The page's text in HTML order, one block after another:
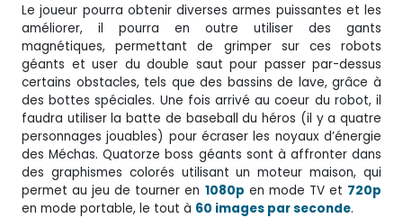
Le joueur pourra obtenir diverses armes puissantes et les
améliorer, il pourra en outre utiliser des gants
magnétiques, permettant de grimper sur ces robots
géants et user du double saut pour passer par-dessus
certains obstacles, tels que des bassins de lave, grâce à
des bottes spéciales. Une fois arrivé au coeur du robot, il
faudra utiliser la batte de baseball du héros (il y a quatre
personnages jouables) pour écraser les noyaux d’énergie
des Méchas. Quatorze boss géants sont à affronter dans
des graphismes colorés utilisant un moteur maison, qui
permet au jeu de tourner en 1080p en mode TV et 720p
en mode portable, le tout à 60 images par seconde.